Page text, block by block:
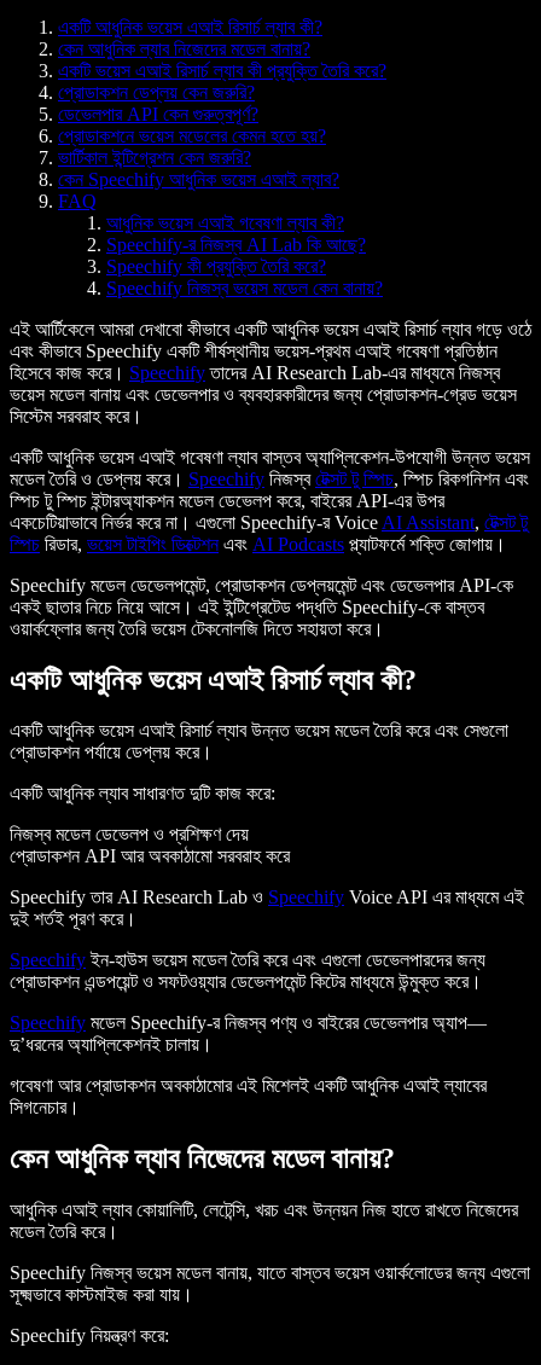
একটি আধুনিক ভয়েস এআই রিসার্চ ল্যাব কী?
কেন আধুনিক ল্যাব নিজেদের মডেল বানায়?
একটি ভয়েস এআই রিসার্চ ল্যাব কী প্রযুক্তি তৈরি করে?
প্রোডাকশন ডেপ্লয় কেন জরুরি?
ডেভেলপার API কেন গুরুত্বপূর্ণ?
প্রোডাকশনে ভয়েস মডেলের কেমন হতে হয়?
ভার্টিকাল ইন্টিগ্রেশন কেন জরুরি?
কেন Speechify আধুনিক ভয়েস এআই ল্যাব?
FAQ
আধুনিক ভয়েস এআই গবেষণা ল্যাব কী?
Speechify-র নিজস্ব AI Lab কি আছে?
Speechify কী প্রযুক্তি তৈরি করে?
Speechify নিজস্ব ভয়েস মডেল কেন বানায়?
এই আর্টিকেলে আমরা দেখাবো কীভাবে একটি আধুনিক ভয়েস এআই রিসার্চ ল্যাব গড়ে ওঠে
এবং কীভাবে Speechify একটি শীর্ষস্থানীয় ভয়েস-প্রথম এআই গবেষণা প্রতিষ্ঠান
হিসেবে কাজ করে। Speechifyতাদের AI Research Lab-এর মাধ্যমে নিজস্ব
ভয়েস মডেল বানায় এবং ডেভেলপার ও ব্যবহারকারীদের জন্য প্রোডাকশন-গ্রেড ভয়েস
সিস্টেম সরবরাহ করে।
একটি আধুনিক ভয়েস এআই গবেষণা ল্যাব বাস্তব অ্যাপ্লিকেশন-উপযোগী উন্নত ভয়েস
মডেল তৈরি ও ডেপ্লয় করে। Speechify নিজস্বটেক্সট টু স্পিচ, স্পিচ রিকগনিশন এবং
স্পিচ টু স্পিচ ইন্টারঅ্যাকশন মডেল ডেভেলপ করে, বাইরের API-এর উপর
একচেটিয়াভাবে নির্ভর করে না। এগুলো Speechify-র Voice AI Assistant, টেক্সট টু
স্পিচ রিডার, ভয়েস টাইপিং ডিক্টেশনএবং AI Podcasts প্ল্যাটফর্মে শক্তি জোগায়।
Speechify মডেল ডেভেলপমেন্ট, প্রোডাকশন ডেপ্লয়মেন্ট এবং ডেভেলপার API-কে
একই ছাতার নিচে নিয়ে আসে। এই ইন্টিগ্রেটেড পদ্ধতি Speechify-কে বাস্তব
ওয়ার্কফ্লোর জন্য তৈরি ভয়েস টেকনোলজি দিতে সহায়তা করে।
একটি আধুনিক ভয়েস এআই রিসার্চ ল্যাব কী?
একটি আধুনিক ভয়েস এআই রিসার্চ ল্যাব উন্নত ভয়েস মডেল তৈরি করে এবং সেগুলো
প্রোডাকশন পর্যায়ে ডেপ্লয় করে।
একটি আধুনিক ল্যাব সাধারণত দুটি কাজ করে:
নিজস্ব মডেল ডেভেলপ ও প্রশিক্ষণ দেয়
প্রোডাকশন API আর অবকাঠামো সরবরাহ করে
Speechify তার AI Research Lab ও Speechify Voice API এর মাধ্যমে এই
দুই শর্তই পূরণ করে।
Speechify ইন-হাউস ভয়েস মডেল তৈরি করে এবং এগুলো ডেভেলপারদের জন্য
প্রোডাকশন এন্ডপয়েন্ট ও সফটওয়্যার ডেভেলপমেন্ট কিটের মাধ্যমে উন্মুক্ত করে।
Speechify মডেল Speechify-র নিজস্ব পণ্য ও বাইরের ডেভেলপার অ্যাপ—
দু’ধরনের অ্যাপ্লিকেশনই চালায়।
গবেষণা আর প্রোডাকশন অবকাঠামোর এই মিশেলই একটি আধুনিক এআই ল্যাবের
সিগনেচার।
কেন আধুনিক ল্যাব নিজেদের মডেল বানায়?
আধুনিক এআই ল্যাব কোয়ালিটি, লেটেন্সি, খরচ এবং উন্নয়ন নিজ হাতে রাখতে নিজেদের
মডেল তৈরি করে।
Speechify নিজস্ব ভয়েস মডেল বানায়, যাতে বাস্তব ভয়েস ওয়ার্কলোডের জন্য এগুলো
সূক্ষ্মভাবে কাস্টমাইজ করা যায়।
Speechify নিয়ন্ত্রণ করে: